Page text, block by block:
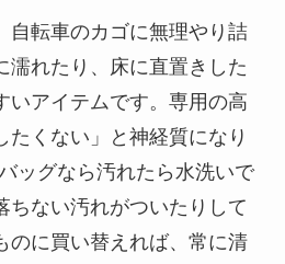
自転車のカゴに無理やり詰
濡れたり、床に直置きした
いアイテムです。専用の高
たくない」と神経質になり
ッグなら汚れたら水洗いで
ちない汚れがついたりして
のに買い替えれば、常に清